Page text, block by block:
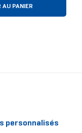
AU PANIER
personnalisés